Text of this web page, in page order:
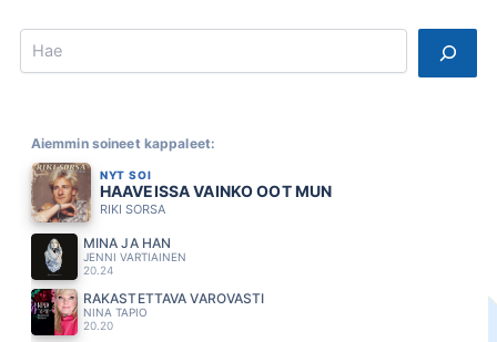
Search
Aiemmin soineet kappaleet:
NYT SOI
HAAVEISSA VAINKO OOT MUN
RIKI SORSA
MINÄ JA HÄN
JENNI VARTIAINEN
20.24
RAKASTETTAVA VAROVASTI
NINA TAPIO
20.20